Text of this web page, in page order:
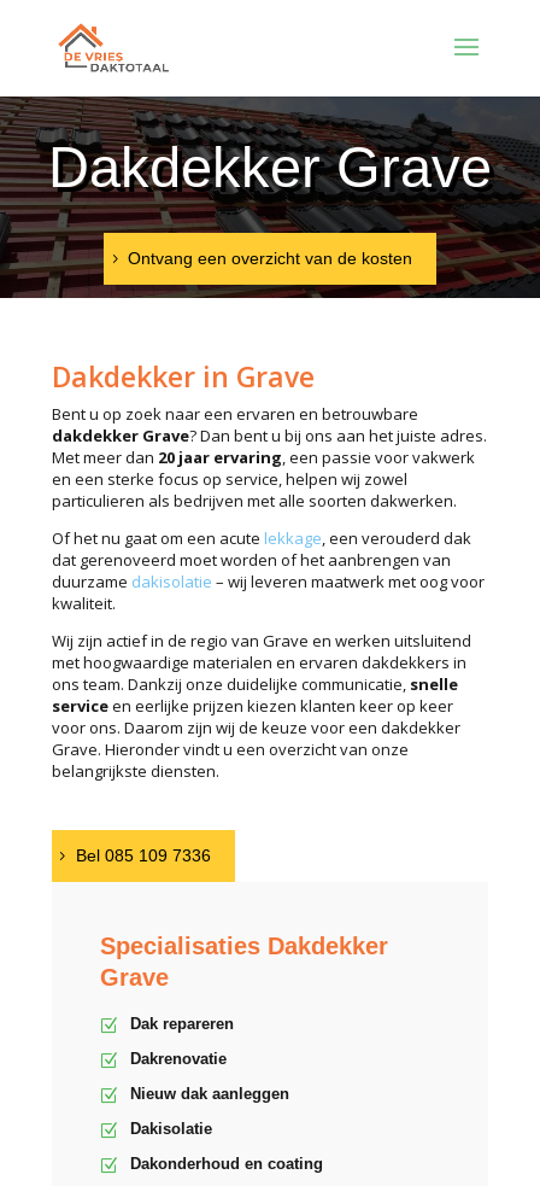
Dakdekker Grave
Ontvang een overzicht van de kosten
Dakdekker in Grave
Bent u op zoek naar een ervaren en betrouwbare
dakdekker Grave? Dan bent u bij ons aan het juiste adres.
Met meer dan 20 jaar ervaring, een passie voor vakwerk
en een sterke focus op service, helpen wij zowel
particulieren als bedrijven met alle soorten dakwerken.
Of het nu gaat om een acute lekkage, een verouderd dak
dat gerenoveerd moet worden of het aanbrengen van
duurzame dakisolatie – wij leveren maatwerk met oog voor
kwaliteit.
Wij zijn actief in de regio van Grave en werken uitsluitend
met hoogwaardige materialen en ervaren dakdekkers in
ons team. Dankzij onze duidelijke communicatie, snelle
serviceen eerlijke prijzen kiezen klanten keer op keer
voor ons. Daarom zijn wij de keuze voor een dakdekker
Grave. Hieronder vindt u een overzicht van onze
belangrijkste diensten.
Bel 085 109 7336
Specialisaties Dakdekker
Grave
Dak repareren
Dakrenovatie
Nieuw dak aanleggen
Dakisolatie
Dakonderhoud en coating